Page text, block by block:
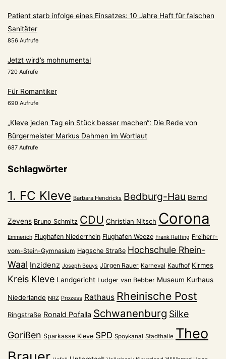
Patient starb infolge eines Einsatzes: 10 Jahre Haft für falschen
Sanitäter
856 Aufrufe
Jetzt wird’s mohnumental
720 Aufrufe
Für Romantiker
690 Aufrufe
„Kleve jeden Tag ein Stück besser machen“: Die Rede von
Bürgermeister Markus Dahmen im Wortlaut
687 Aufrufe
Schlagwörter
1. FC Kleve Barbara Hendricks Bedburg-Hau Bernd
Zevens Bruno Schmitz CDU Christian Nitsch Corona
Emmerich Flughafen Niederrhein Flughafen Weeze Frank Ruffing Freiherr-
vom-Stein-Gymnasium Hagsche Straße Hochschule Rhein-
Waal Inzidenz Joseph Beuys Jürgen Rauer Karneval Kaufhof Kirmes
Kreis Kleve Landgericht Ludger van Bebber Museum Kurhaus
Niederlande NRZ Prozess Rathaus Rheinische Post
Ringstraße Ronald Pofalla Schwanenburg Silke
Gorißen Sparkasse Kleve SPD Spoykanal Stadthalle Theo